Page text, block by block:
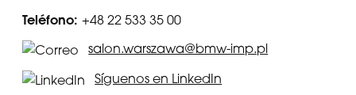
Teléfono: +48 22 533 35 00
salon.warszawa@bmw-imp.pl
Síguenos en LinkedIn